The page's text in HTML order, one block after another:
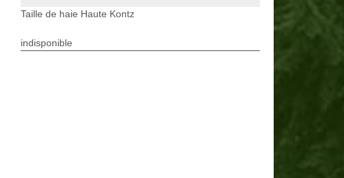
Taille de haie Haute Kontz
indisponible